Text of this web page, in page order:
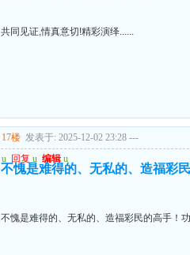
共同见证,情真意切!精彩演绎......
17楼 发表于: 2025-12-02 23:28 ---
u 回复 u 编辑 u
不愧是难得的、无私的、造福彩
不愧是难得的、无私的、造福彩民的高手！